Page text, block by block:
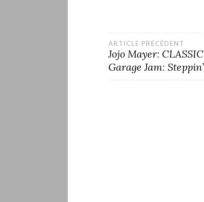
de
ARTICLE PRÉCÉDENT
Jojo Mayer:
Garage Jam: